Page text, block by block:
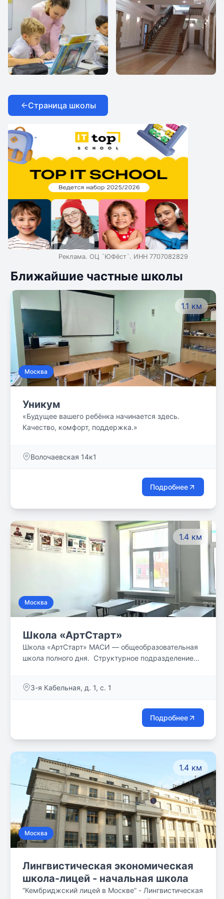
Страница школы
Реклама. ОЦ `ЮФёст`. ИНН 7707082829
Ближайшие частные школы
1.1 км
Москва
Уникум
«Будущее вашего ребёнка начинается здесь.
Качество, комфорт, поддержка.»
Волочаевская 14к1
Подробнее
1.4 км
Москва
Школа «АртСтарт»
Школа «АртСтарт» МАСИ — общеобразовательная
школа полного дня. Структурное подразделение
Строительного Института.
3-я Кабельная, д. 1, с. 1
Подробнее
1.4 км
Москва
Лингвистическая экономическая
школа-лицей - начальная школа
“Кембриджский лицей в Москве” - Лингвистическая